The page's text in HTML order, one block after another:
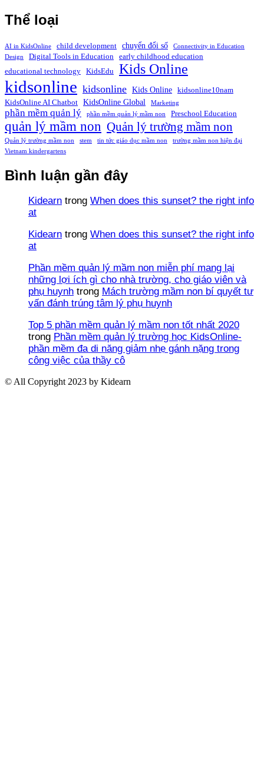
Thể loại
AI in KidsOnline child development chuyển đổi số
Connectivity in Education
Design
Digital Tools in Education
early childhood education
educational technology
KidsEdu Kids Online
kidsonline kidsonline Kids Online
kidsonline10nam
KidsOnline AI Chatbot
KidsOnline Global Marketing
phần mềm quản lý phần mềm quản lý mầm non Preschool Education
quản lý mầm non Quản lý trường mầm non
Quản lý trường mầm non stem tin tức giáo dục mầm non
trường mầm non hiện đại
Vietnam kindergartens
Bình luận gần đây
Kidearn trong When does this sunset? the right info
at
Kidearn trong When does this sunset? the right info
at
Phần mềm quản lý mầm non miễn phí mang lại
những lợi ích gì cho nhà trường, cho giáo viên và
phụ huynh trong Mách trường mầm non bí quyết tư
vấn đánh trúng tâm lý phụ huynh
Top 5 phần mềm quản lý mầm non tốt nhất 2020
trong Phần mềm quản lý trường học KidsOnline-
phần mềm đa di năng giảm nhẹ gánh nặng trong
công việc của thầy cô
© All Copyright 2023 by Kidearn